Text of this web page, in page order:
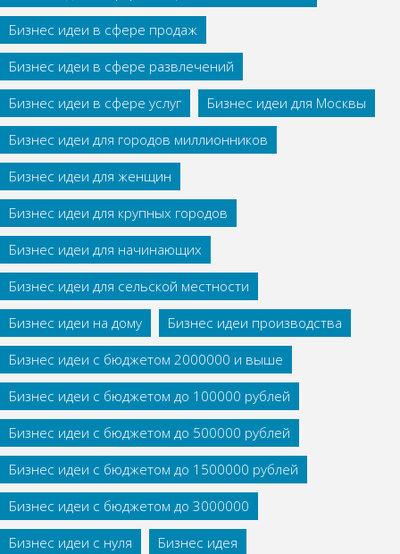
Бизнес идеи в сфере продаж
Бизнес идеи в сфере развлечений
Бизнес идеи в сфере услуг
Бизнес идеи для Москвы
Бизнес идеи для городов миллионников
Бизнес идеи для женщин
Бизнес идеи для крупных городов
Бизнес идеи для начинающих
Бизнес идеи для сельской местности
Бизнес идеи на дому
Бизнес идеи производства
Бизнес идеи с бюджетом 2000000 и выше
Бизнес идеи с бюджетом до 100000 рублей
Бизнес идеи с бюджетом до 500000 рублей
Бизнес идеи с бюджетом до 1500000 рублей
Бизнес идеи с бюджетом до 3000000
Бизнес идеи с нуля
Бизнес идея